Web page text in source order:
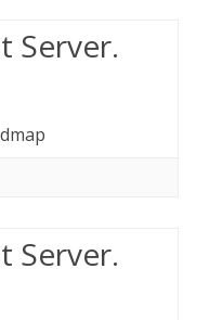
Server.
Server.